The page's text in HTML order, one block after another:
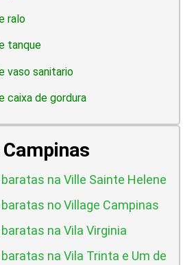
ralo
tanque
vaso sanitario
caixa de gordura
na Ville Sainte Helene
no Village Campinas
na Vila Virginia
na Vila Trinta e Um de